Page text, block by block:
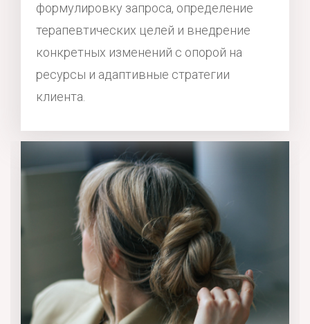
формулировку запроса, определение
терапевтических целей и внедрение
конкретных изменений с опорой на
ресурсы и адаптивные стратегии
клиента.